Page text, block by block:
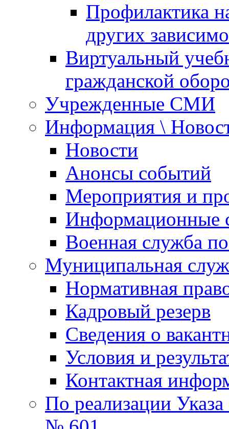
Профилактика
других
Виртуальный
гражданской
Учрежденные СМИ
Информация \
Новости
Анонсы событий
Мероприятия и
Информационные
Военная служба
Муниципальная
Нормативная
Кадровый резерв
Сведения о
Условия и
Контактная
По реализации